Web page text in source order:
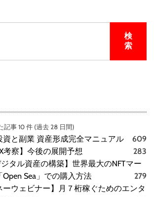
検
索
記事 10 件 (過去 28 日間)
資と副業 資産形成完全マニュアル
609
考察】今後の展開予想
283
ジタル資産の構築】世界最大のNFTマー
Sea」での購入方法
279
ーウェビナー】月７桁稼ぐためのエンタ